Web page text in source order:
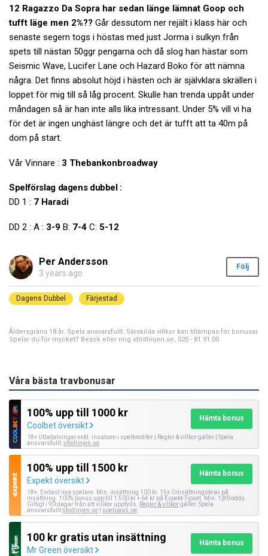
12 Ragazzo Da Sopra har sedan länge lämnat Goop och
tufft läge men 2%?? Går dessutom ner rejält i klass här och
senaste segern togs i höstas med just Jorma i sulkyn från
spets till nästan 50ggr pengarna och då slog han hästar som
Seismic Wave, Lucifer Lane och Hazard Boko för att nämna
några. Det finns absolut höjd i hästen och är självklara skrällen i
loppet för mig till så låg procent. Skulle han trenda uppåt under
måndagen så är han inte alls lika intressant. Under 5% vill vi ha
för det är ingen unghäst längre och det är tufft att ta 40m på
dom på start.
Vår Vinnare : 3 Thebankonbroadway
Spelförslag dagens dubbel :
DD 1 : 7 Haradi
DD 2 : A : 3-9 B: 7-4 C: 5-12
Per Andersson
3 years ago
Följ
Dagens Dubbel Färjestad
Åldersgräns 18 år. Spela ansvarsfullt. Särskilda villkor kan tillämpas för bonusar.
Spelar du för mycket? Besök eller ring stödlinjen.se, 020 - 81 91 00
Våra bästa travbonusar
100% upp till 1000 kr
Coolbet översikt
Hämta bonus
18+ Utbetalningar exkl. insatsen i spelkrediter | Regler & villkor gäller | Spela
ansvarsfullt: stödlinjen.se
100% upp till 1500 kr
Expekt översikt
Hämta bonus
18+. Endast nya spelare. Min. insättning 100 kr. 15x Omsättningskrav på
insättning. 100% bonus upp till 1 500 kr + 64 kr på Expekt-Tipset. Min. 1,80 odds.
Giltigt i 90 dagar från att villkor uppfylls.
Regler & villkorgäller. Spela
ansvarsfullt:stodlinjen.se spelpaus.se
100 kr gratis utan insättning
Mr Green översikt
Hämta bonus